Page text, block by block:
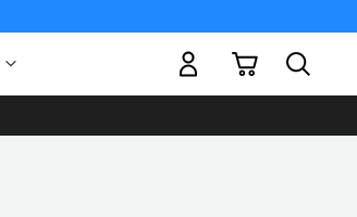
Moneda Mi carrito